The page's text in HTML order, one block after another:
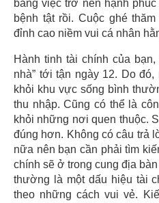
bằng việc trở nên hạnh
bệnh tật rồi. Cuộc ghé
đỉnh cao niềm vui cá nhân
Hành tinh tài chính của
nhà” tới tận ngày 12. Do
khỏi khu vực sống bình
thu nhập. Cũng có thể là
khỏi những nơi quen thuộc.
đúng hơn. Không có câu trả
nữa nên bạn cần phải tìm
chính sẽ ở trong cung địa
thường là một dấu hiệu tài
theo những cách vui vẻ.